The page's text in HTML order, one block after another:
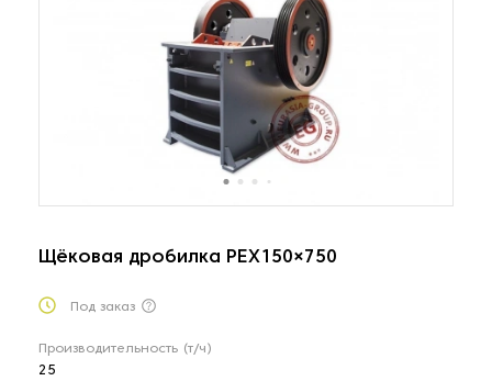
Щёковая дробилка PEX150×750
Под заказ
Производительность (т/ч)
25